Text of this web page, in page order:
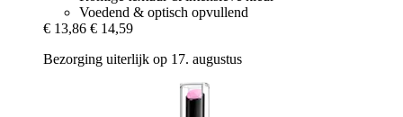
Voedend & optisch opvullend
€ 13,86 € 14,59
Bezorging uiterlijk op 17. augustus